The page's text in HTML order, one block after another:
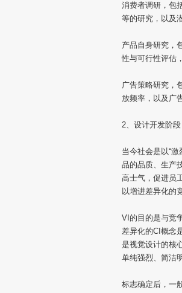
消费者调研，包
等的研究，以及
产品自身研究，
性与可行性评估
广告策略研究，
放频率，以及广
2、设计开发阶段
当今社会是以“
品的品质、生产
高士气，促进员
以增进差异化的
VI的目的是与竞
差异化的CI概念
是视觉设计的核
单纯强烈、简洁
标志确定后，一